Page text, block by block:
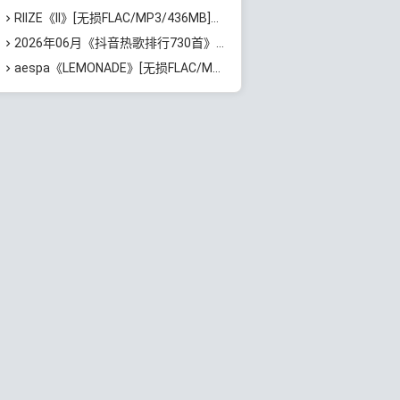
RIIZE《II》[无损FLAC/MP3/436MB]百度云网盘下载
2026年06月《抖音热歌排行730首》最火热门歌曲整理[高品质MP3/320K/5.35GB]百度云网盘下载
aespa《LEMONADE》[无损FLAC/MP3/674MB]百度云网盘下载